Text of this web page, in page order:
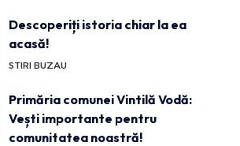
Descoperiți istoria chiar la ea
acasă!
STIRI BUZAU
Primăria comunei Vintilă Vodă:
Vești importante pentru
comunitatea noastră!